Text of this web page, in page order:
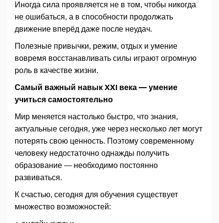
Иногда сила проявляется не в том, чтобы никогда
не ошибаться, а в способности продолжать
движение вперёд даже после неудач.
Полезные привычки, режим, отдых и умение
вовремя восстанавливать силы играют огромную
роль в качестве жизни.
Самый важный навык XXI века — умение
учиться самостоятельно
Мир меняется настолько быстро, что знания,
актуальные сегодня, уже через несколько лет могут
потерять свою ценность. Поэтому современному
человеку недостаточно однажды получить
образование — необходимо постоянно
развиваться.
К счастью, сегодня для обучения существует
множество возможностей: